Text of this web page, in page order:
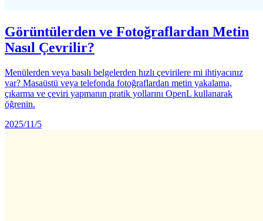
Görüntülerden ve Fotoğraflardan Metin
Nasıl Çevrilir?
Menülerden veya basılı belgelerden hızlı çevirilere mi ihtiyacınız
var? Masaüstü veya telefonda fotoğraflardan metin yakalama,
çıkarma ve çeviri yapmanın pratik yollarını OpenL kullanarak
öğrenin.
2025/11/5